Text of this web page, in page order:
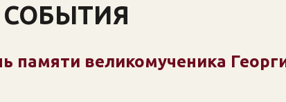
памяти великомученика